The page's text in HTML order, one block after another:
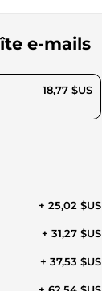
e-mails
18,77 $US
+ 25,02 $US
+ 31,27 $US
+ 37,53 $US